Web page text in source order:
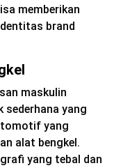
memberikan
brand
maskulin
sederhana yang
yang
alat bengkel.
yang tebal dan